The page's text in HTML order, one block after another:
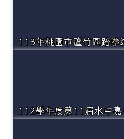
113年桃園市蘆竹區跆拳
112學年度第11屆水中嘉